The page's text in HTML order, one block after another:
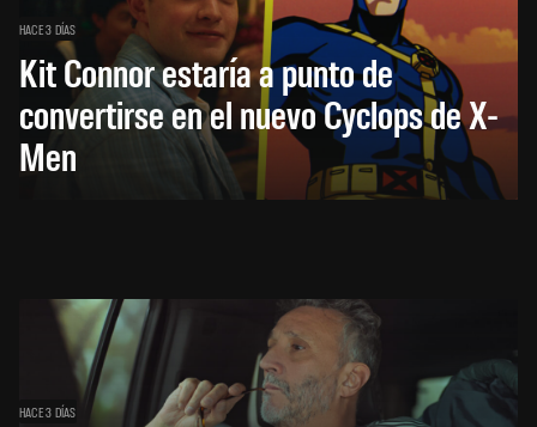
HACE 3 DÍAS
Kit Connor estaría a punto de
convertirse en el nuevo Cyclops de X-
Men
HACE 3 DÍAS